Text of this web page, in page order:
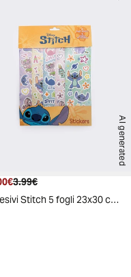
AI generated
Prezzo attuale
Prezzo originale
3.99€
Adesivi Stitch 5 fogli 23x30 cm - Giallo